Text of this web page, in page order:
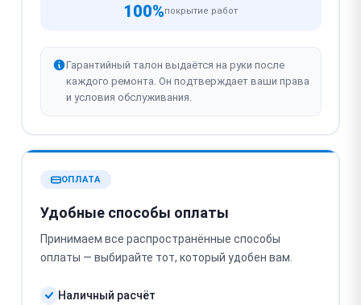
100%покрытие работ
Гарантийный талон выдаётся на руки после
каждого ремонта. Он подтверждает ваши права
и условия обслуживания.
ОПЛАТА
Удобные способы оплаты
Принимаем все распространённые способы
оплаты — выбирайте тот, который удобен вам.
Наличный расчёт